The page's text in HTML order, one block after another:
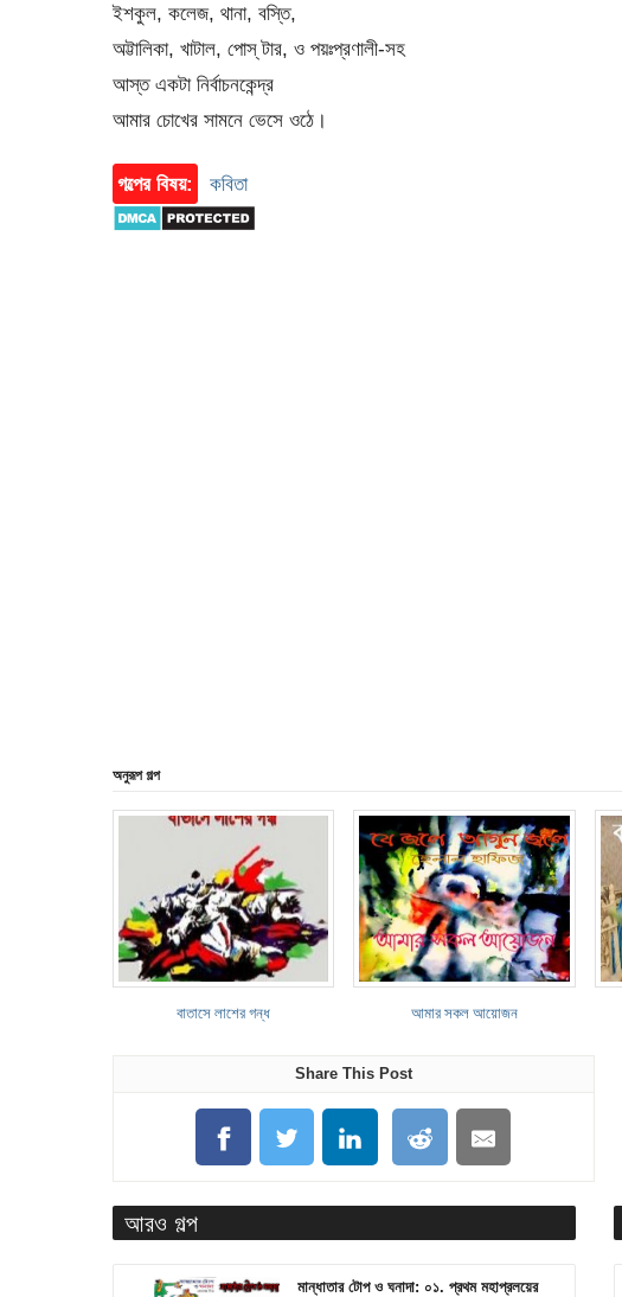
ইশকুল, কলেজ, থানা, বস্তি,
অট্টালিকা, খাটাল, পোস্ টার, ও পয়ঃপ্রণালী-সহ
আস্ত একটা নির্বাচনকেন্দ্র
আমার চোখের সামনে ভেসে ওঠে।
গল্পের বিষয়: কবিতা
অনুরূপ গল্প
বাতাসে লাশের গন্ধ আমার সকল আয়োজন
Share This Post
আরও গল্প
মান্ধাতার টোপ ও ঘনাদা: ০১. প্রথম মহাপ্রলয়ের